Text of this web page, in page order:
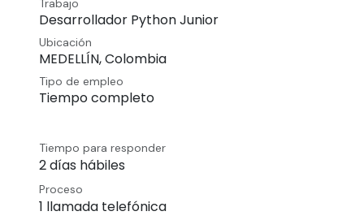
Trabajo
Desarrollador Python Junior
Ubicación
MEDELLÍN,Colombia
Tipo de empleo
Tiempo completo
Tiempo para responder
2 días hábiles
Proceso
1 llamada telefónica